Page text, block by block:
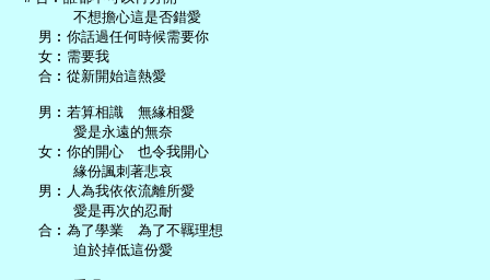
       不想擔心這是否錯愛
   男︰你話過任何時候需要你
   女︰需要我
   合︰從新開始這熱愛
   男︰若算相識　無緣相愛
       愛是永遠的無奈
   女︰你的開心　也令我開心
       緣份諷刺著悲哀
   男︰人為我依依流離所愛
       愛是再次的忍耐
   合︰為了學業　為了不羈理想
       迫於掉低這份愛